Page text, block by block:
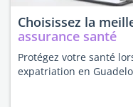
Choisissez la
assurance santé
Protégez votre santé
expatriation en